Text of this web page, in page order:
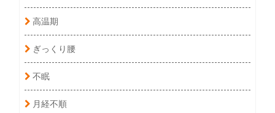
高温期
ぎっくり腰
不眠
月経不順